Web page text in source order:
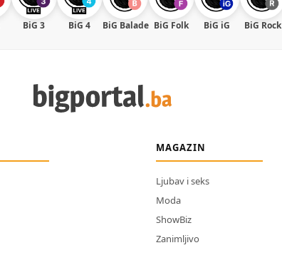
BiG 3 BiG 4 BiG Balade BiG Folk BiG iG BiG Rock
MAGAZIN
Ljubav i seks
Moda
ShowBiz
Zanimljivo